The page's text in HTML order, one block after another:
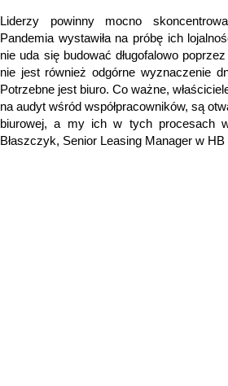
Liderzy powinny mocno
Pandemia wystawiła na próbę ich
nie uda się budować długofalowo
nie jest również odgórne wyznaczenie
Potrzebne jest biuro. Co ważne,
na audyt wśród współpracowników, są
biurowej, a my ich w tych procesach
Błaszczyk, Senior Leasing Manager w